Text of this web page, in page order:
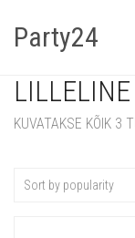
Party24
LILLELINE
KUVATAKSE KÕIK 3
Sort by popularity